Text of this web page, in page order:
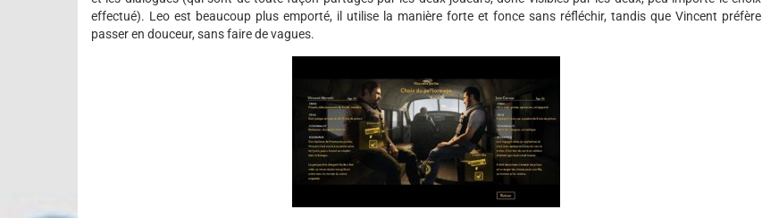
effectué). Leo est beaucoup plus emporté, il utilise la manière forte et fonce sans réfléchir, tandis que Vincent préfère
passer en douceur, sans faire de vagues.